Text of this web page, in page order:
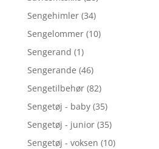
Sengehimler (34)
Sengelommer (10)
Sengerand (1)
Sengerande (46)
Sengetilbehør (82)
Sengetøj - baby (35)
Sengetøj - junior (35)
Sengetøj - voksen (10)